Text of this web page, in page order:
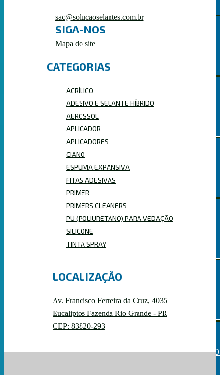
PRIMERS CLEANERS
ESPUMAS EXPANSIVAS
PROFISSIONAL
CHUMBADOR QUÍMICO
sac@solucaoselantes.com.br
SIGA-NOS
Mapa do site
CATEGORIAS
ACRÍLICO
ADESIVO E SELANTE HÍBRIDO
AEROSSOL
APLICADOR
APLICADORES
CIANO
ESPUMA EXPANSIVA
FITAS ADESIVAS
PRIMER
PRIMERS CLEANERS
PU (POLIURETANO) PARA VEDAÇÃO
SILICONE
TINTA SPRAY
LOCALIZAÇÃO
Av. Francisco Ferreira da Cruz, 4035
Eucaliptos Fazenda Rio Grande - PR
CEP: 83820-293